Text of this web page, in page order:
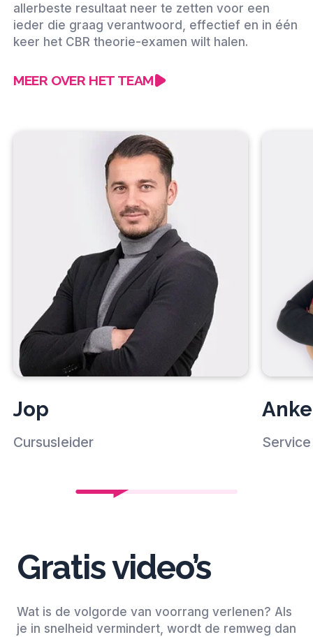
allerbeste resultaat neer te zetten voor een
ieder die graag verantwoord, effectief en in één
keer het CBR theorie-examen wilt halen.
MEER OVER HET TEAM
Jop
Cursusleider
Anke
Gratis video’s
Wat is de volgorde van voorrang verlenen? Als
je in snelheid vermindert, wordt de remweg dan